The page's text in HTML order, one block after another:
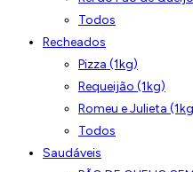
Todos
Recheados
Pizza (1kg)
Requeijão (1kg)
Romeu e Julieta
Todos
Saudáveis